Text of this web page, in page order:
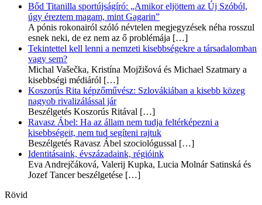
Bőd Titanilla sportújságíró: „Amikor eljöttem az Új Szóból,
úgy éreztem magam, mint Gagarin”
A pónis rokonairól szóló névtelen megjegyzések néha rosszul
esnek neki, de ez nem az ő problémája […]
Tekintettel kell lenni a nemzeti kisebbségekre a társadalomban
vagy sem?
Michal Vašečka, Kristína Mojžišová és Michael Szatmary a
kisebbségi médiáról […]
Koszorús Rita képzőművész: Szlovákiában a kisebb közeg
nagyob rivalizálással jár
Beszélgetés Koszorús Ritával […]
Ravasz Ábel: Ha az állam nem tudja feltérképezni a
kisebbségeit, nem tud segíteni rajtuk
Beszélgetés Ravasz Ábel szociológussal […]
Identitásaink, évszázadaink, régióink
Eva Andrejčáková, Valerij Kupka, Lucia Molnár Satinská és
Jozef Tancer beszélgetése […]
Rövid